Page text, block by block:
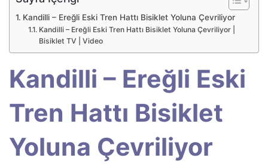
k
Kandilli – Ereğli Eski Tren Hattı Bisiklet Yoluna Çevriliyor
Kandilli – Ereğli Eski Tren Hattı Bisiklet Yoluna Çevriliyor |
Bisiklet TV | Video
Kandilli – Ereğli Eski
Tren Hattı Bisiklet
Yoluna Çevriliyor